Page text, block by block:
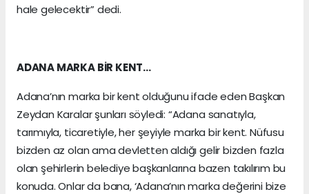
hale gelecektir” dedi.
ADANA MARKA BİR KENT…
Adana’nın marka bir kent olduğunu ifade eden Başkan
Zeydan Karalar şunları söyledi: “Adana sanatıyla,
tarımıyla, ticaretiyle, her şeyiyle marka bir kent. Nüfusu
bizden az olan ama devletten aldığı gelir bizden fazla
olan şehirlerin belediye başkanlarına bazen takılırım bu
konuda. Onlar da bana, ‘Adana’nın marka değerini bize